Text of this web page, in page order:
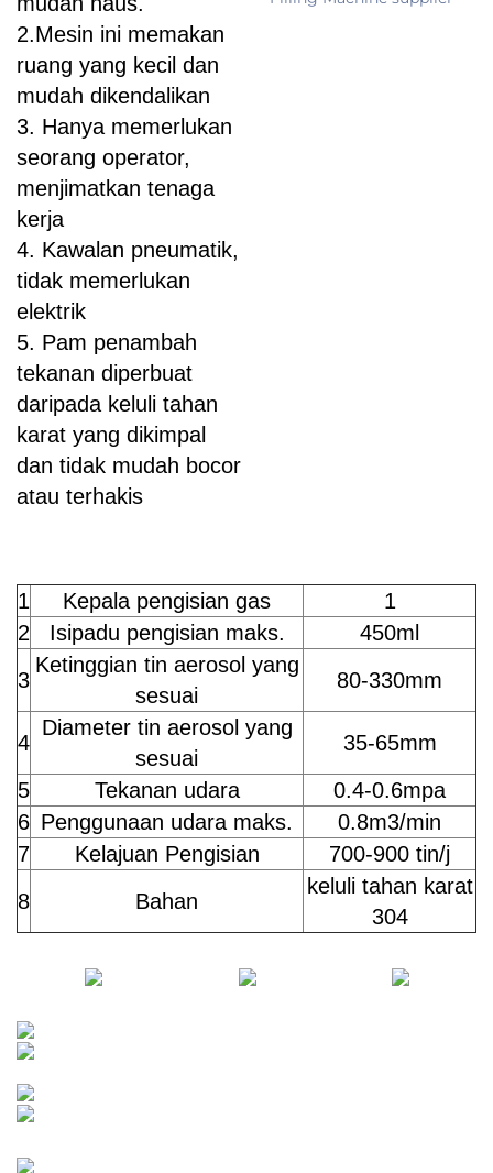
2.Mesin ini memakan
ruang yang kecil dan
mudah dikendalikan
3. Hanya memerlukan
seorang operator,
menjimatkan tenaga
kerja
4. Kawalan pneumatik,
tidak memerlukan
elektrik
5. Pam penambah
tekanan diperbuat
daripada keluli tahan
karat yang dikimpal
dan tidak mudah bocor
atau terhakis
1 Kepala pengisian gas
1
2
Isipadu pengisian maks.
450ml
3
Ketinggian tin aerosol yang
sesuai
80-330mm
4
Diameter tin aerosol yang
sesuai
35-65mm
5
Tekanan udara
0.4-0.6mpa
6 Penggunaan udara maks.
0.8m3/min
7
Kelajuan Pengisian
700-900 tin/j
8
Bahan
keluli tahan karat
304